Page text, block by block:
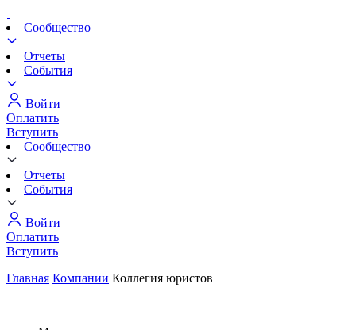
Сообщество
Отчеты
События
Войти
Оплатить
Вступить
Сообщество
Отчеты
События
Войти
Оплатить
Вступить
Главная Компании Коллегия юристов